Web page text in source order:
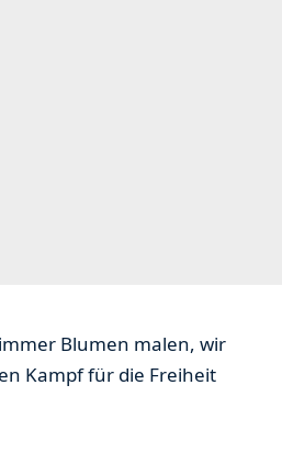
Blumen malen, wir
Kampf für die Freiheit